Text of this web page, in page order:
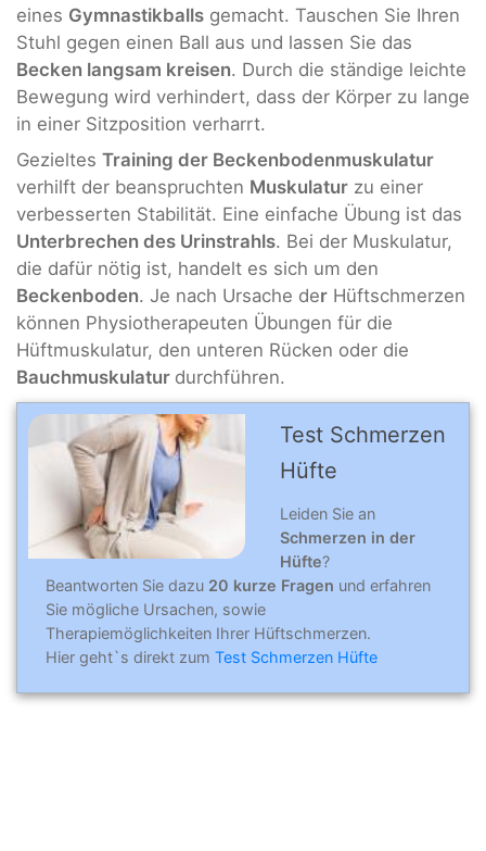
eines Gymnastikballs gemacht. Tauschen Sie Ihren
Stuhl gegen einen Ball aus und lassen Sie das
Becken langsam kreisen. Durch die ständige leichte
Bewegung wird verhindert, dass der Körper zu lange
in einer Sitzposition verharrt.
Gezieltes Training der Beckenbodenmuskulatur
verhilft der beanspruchten Muskulatur zu einer
verbesserten Stabilität. Eine einfache Übung ist das
Unterbrechen des Urinstrahls. Bei der Muskulatur,
die dafür nötig ist, handelt es sich um den
Beckenboden. Je nach Ursache der Hüftschmerzen
können Physiotherapeuten Übungen für die
Hüftmuskulatur, den unteren Rücken oder die
Bauchmuskulatur durchführen.
Test Schmerzen
Hüfte
Leiden Sie an
Schmerzen in der
Hüfte?
Beantworten Sie dazu 20 kurze Fragen und erfahren
Sie mögliche Ursachen, sowie
Therapiemöglichkeiten Ihrer Hüftschmerzen.
Hier geht`s direkt zum Test Schmerzen Hüfte